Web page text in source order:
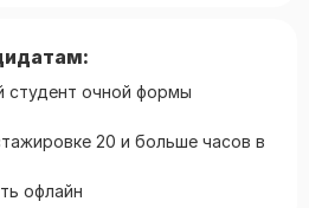
очной формы
20 и больше часов в
офлайн